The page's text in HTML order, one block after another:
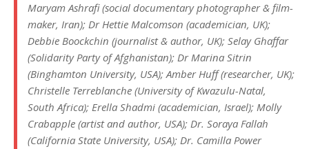
Maryam Ashrafi (social documentary photographer & film-
maker, Iran); Dr Hettie Malcomson (academician, UK);
Debbie Boockchin (journalist & author, UK); Selay Ghaffar
(Solidarity Party of Afghanistan); Dr Marina Sitrin
(Binghamton University, USA); Amber Huff (researcher, UK);
Christelle Terreblanche (University of Kwazulu-Natal,
South Africa); Erella Shadmi (academician, Israel); Molly
Crabapple (artist and author, USA); Dr. Soraya Fallah
(California State University, USA); Dr. Camilla Power